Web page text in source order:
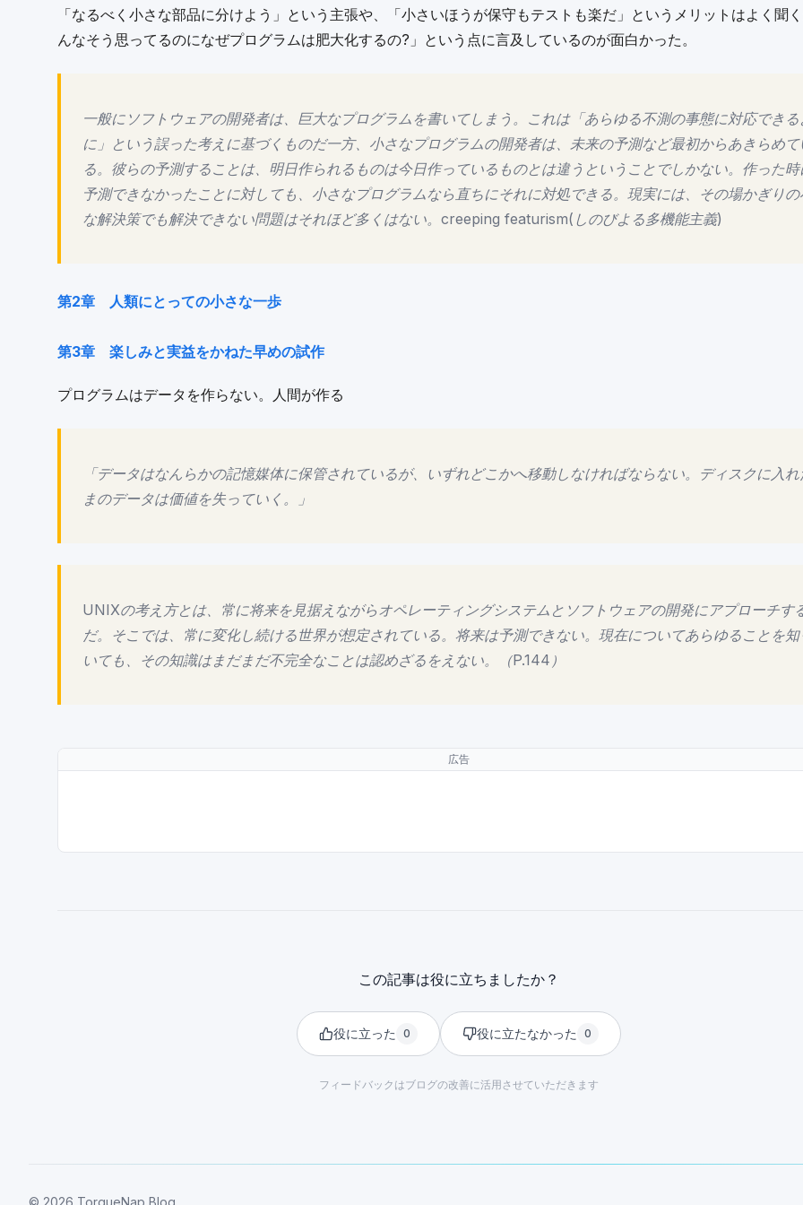
「なるべく小さな部品に分けよう」という主張や、「小さいほうが保守もテストも楽だ」というメリットはよく聞
んなそう思ってるのになぜプログラムは肥大化するの?」という点に言及しているのが面白かった。
一般にソフトウェアの開発者は、巨大なプログラムを書いてしまう。これは「あらゆる不測の事態に対応できる
に」という誤った考えに基づくものだ一方、小さなプログラムの開発者は、未来の予測など最初からあきらめて
る。彼らの予測することは、明日作られるものは今日作っているものとは違うということでしかない。作った時
予測できなかったことに対しても、小さなプログラムなら直ちにそれに対処できる。現実には、その場かぎりの
な解決策でも解決できない問題はそれほど多くはない。creeping featurism(しのびよる多機能主義)
第2章 人類にとっての小さな一歩
第3章 楽しみと実益をかねた早めの試作
プログラムはデータを作らない。人間が作る
「データはなんらかの記憶媒体に保管されているが、いずれどこかへ移動しなければならない。ディスクに入れ
まのデータは価値を失っていく。」
UNIXの考え方とは、常に将来を見据えながらオペレーティングシステムとソフトウェアの開発にアプローチす
だ。そこでは、常に変化し続ける世界が想定されている。将来は予測できない。現在についてあらゆることを知
いても、その知識はまだまだ不完全なことは認めざるをえない。（P.144）
広告
この記事は役に立ちましたか？
役に立った 0 役に立たなかった 0
フィードバックはブログの改善に活用させていただきます
© 2026 TorqueNap Blog